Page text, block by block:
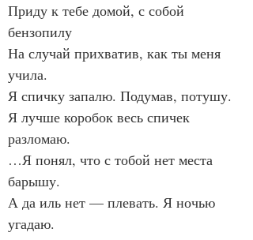
Приду к тебе домой, с собой
бензопилу
На случай прихватив, как ты меня
учила.
Я спичку запалю. Подумав, потушу.
Я лучше коробок весь спичек
разломаю.
…Я понял, что с тобой нет места
барышу.
А да иль нет — плевать. Я ночью
угадаю.